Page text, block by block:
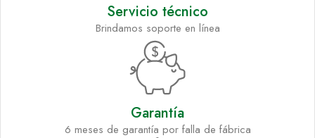
Servicio técnico
Brindamos soporte en línea
Garantía
6 meses de garantía por falla de fábrica